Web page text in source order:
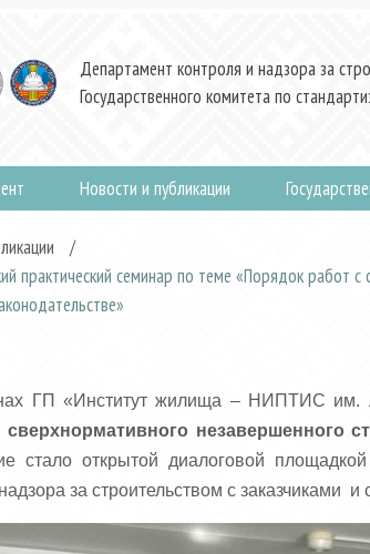
Департамент контроля и надзора за
Государственного комитета по
Новости и публикации
/
практический семинар по теме «Порядок работ
ГП «Институт жилища – НИПТИС
незавершенного
стало открытой диалоговой
за строительством с заказчиками и